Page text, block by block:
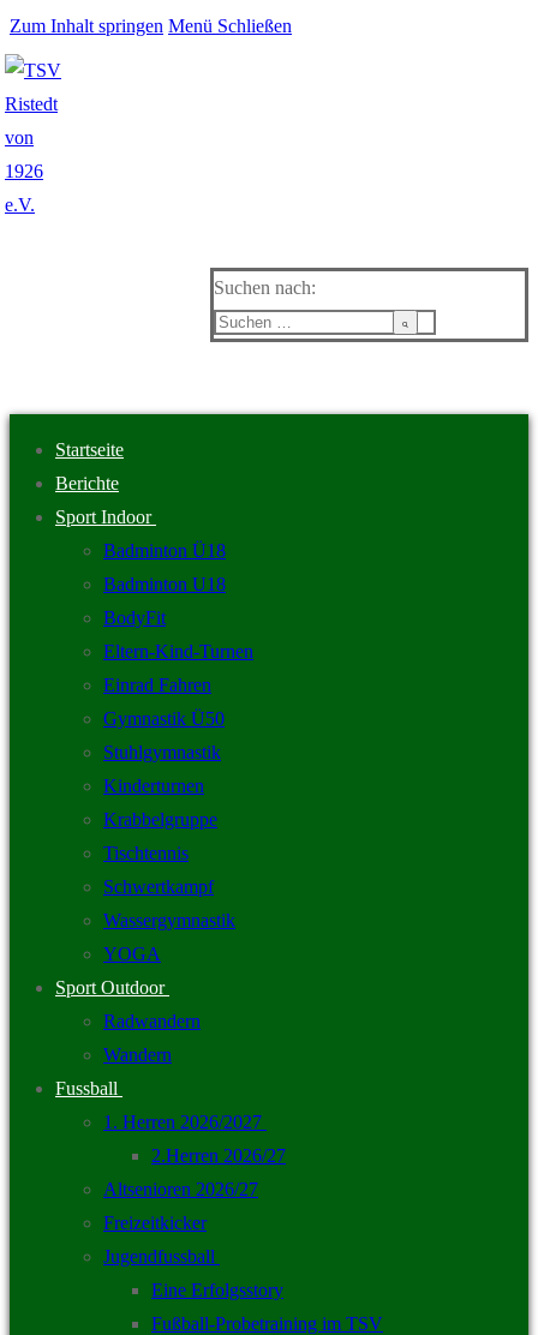
Zum Inhalt springen Menü Schließen
Suchen nach:
Startseite
Berichte
Sport Indoor
Badminton Ü18
Badminton U18
BodyFit
Eltern-Kind-Turnen
Einrad Fahren
Gymnastik Ü50
Stuhlgymnastik
Kinderturnen
Krabbelgruppe
Tischtennis
Schwertkampf
Wassergymnastik
YOGA
Sport Outdoor
Radwandern
Wandern
Fussball
1. Herren 2026/2027
2.Herren 2026/27
Altsenioren 2026/27
Freizeitkicker
Jugendfussball
Eine Erfolgsstory
Fußball-Probetraining im TSV